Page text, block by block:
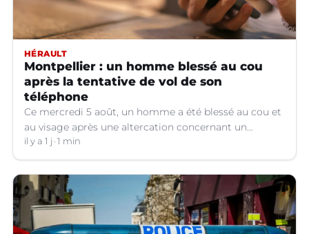
HÉRAULT
Montpellier : un homme blessé au cou
après la tentative de vol de son
téléphone
Ce mercredi 5 août, un homme a été blessé au cou et
au visage après une altercation concernant un
téléphone portable à Montpellier (Hérault).
il y a 1 j 1 min